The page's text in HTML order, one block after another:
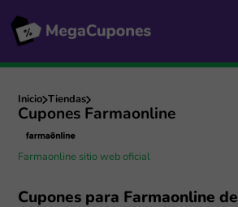
Inicio Tiendas
Cupones Farmaonline
Farmaonline sitio web oficial
Cupones para Farmaonline